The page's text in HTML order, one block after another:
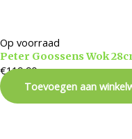
Op voorraad
Peter Goossens Wok
€119,90
Toevoegen aan